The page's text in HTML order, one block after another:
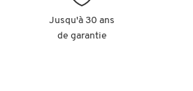
Jusqu'à 30 ans
de garantie